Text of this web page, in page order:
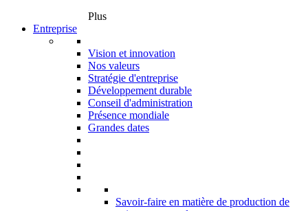
Plus
Entreprise
Vision et innovation
Nos valeurs
Stratégie d'entreprise
Développement durable
Conseil d'administration
Présence mondiale
Grandes dates
Savoir-faire en matière de production de